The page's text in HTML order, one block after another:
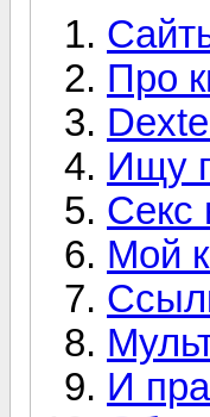
Про
Ищу
Секс
Мой
И